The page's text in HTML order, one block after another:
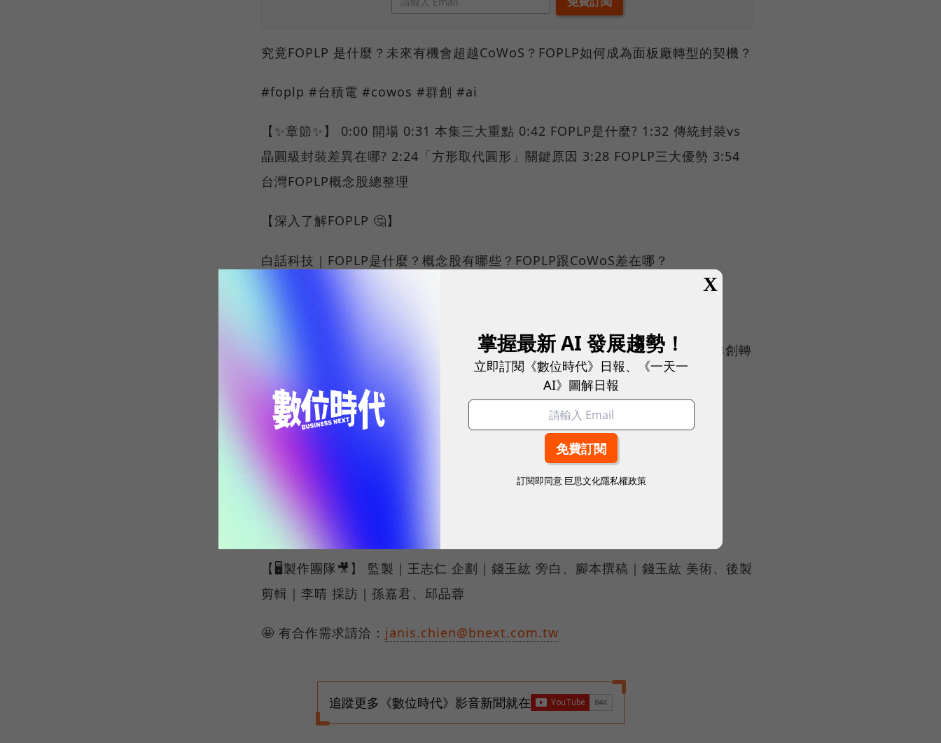
究竟FOPLP 是什麼？未來有機會超越CoWoS？FOPLP如何成為面板廠轉型的契機？
#foplp #台積電 #cowos #群創 #ai
【✨章節✨】 0:00 開場 0:31 本集三大重點 0:42 FOPLP是什麼? 1:32 傳統封裝vs
晶圓級封裝差異在哪? 2:24「方形取代圓形」關鍵原因 3:28 FOPLP三大優勢 3:54
台灣FOPLP概念股總整理
【深入了解FOPLP 🤔】
白話科技｜FOPLP是什麼？概念股有哪些？FOPLP跟CoWoS差在哪？
https://www.bnext.com.tw/article/79562/foplp-advanced-packaging-
群創訂單滿手！FOPLP是什麼？有何封裝優勢？南科5.5代廠要賣美光？ 看懂群創轉
https://www.bnext.com.tw/article/76660/foplp-innolux-panel-
advanced-packaging
👉IG追起來：https://lihi3.cc/b8f3D 👉Podcast🎧：
https://podcasts.apple.com/us/podcast... 👉 Facebook：
https://pse.is/5jkg9k
【🖥️製作團隊🎥】 監製｜王志仁 企劃｜錢玉紘 旁白、腳本撰稿｜錢玉紘 美術、後製
剪輯｜李晴 採訪｜孫嘉君、邱品蓉
🤩 有合作需求請洽： janis.chien@bnext.com.tw
追蹤更多《數位時代》影音新聞就在
X
掌握最新 AI 發展趨勢！
立即訂閱《數位時代》日報、《一天一
AI》圖解日報
訂閱即同意 巨思文化隱私權政策